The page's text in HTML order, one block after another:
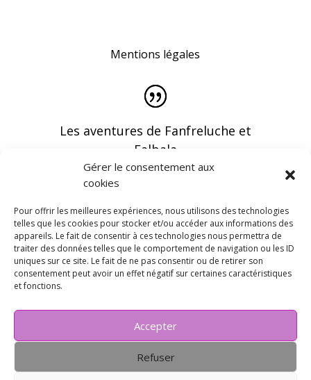
Gérer le consentement aux
cookies
Pour offrir les meilleures expériences, nous utilisons des technologies
telles que les cookies pour stocker et/ou accéder aux informations des
appareils. Le fait de consentir à ces technologies nous permettra de
traiter des données telles que le comportement de navigation ou les ID
uniques sur ce site. Le fait de ne pas consentir ou de retirer son
consentement peut avoir un effet négatif sur certaines caractéristiques
et fonctions.
Accepter
Refuser
Mentions légales
Les aventures de Fanfreluche et
Falbala
Vous pouvez recevoir les dernières infos en
vous abonnant à notre newsletter